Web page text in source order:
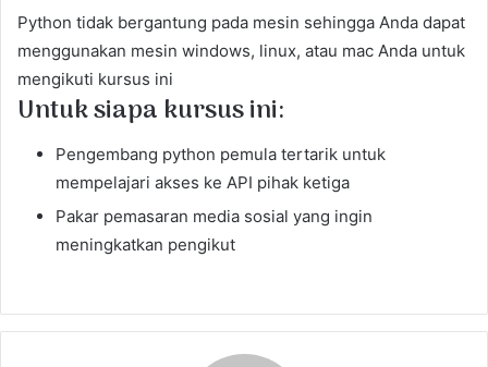
Python tidak bergantung pada mesin sehingga Anda dapat
menggunakan mesin windows, linux, atau mac Anda untuk
mengikuti kursus ini
Untuk siapa kursus ini:
Pengembang python pemula tertarik untuk
mempelajari akses ke API pihak ketiga
Pakar pemasaran media sosial yang ingin
meningkatkan pengikut